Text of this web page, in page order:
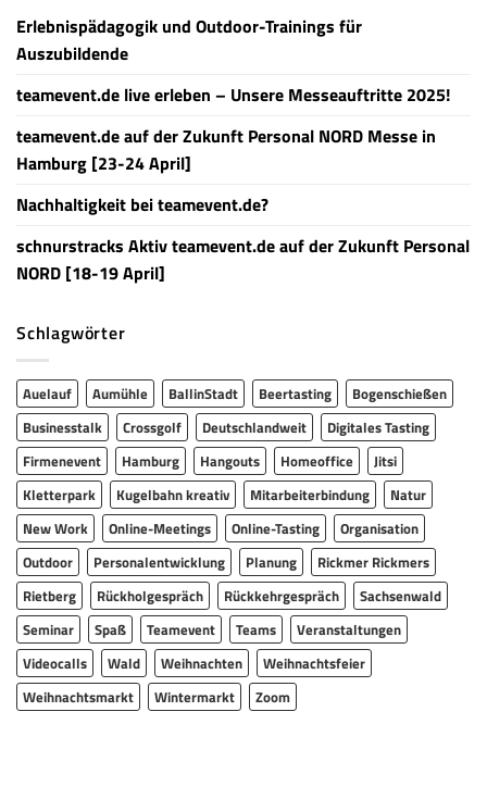
Erlebnispädagogik und Outdoor-Trainings für
Auszubildende
teamevent.de live erleben – Unsere Messeauftritte 2025!
teamevent.de auf der Zukunft Personal NORD Messe in
Hamburg [23-24 April]
Nachhaltigkeit bei teamevent.de?
schnurstracks Aktiv teamevent.de auf der Zukunft Personal
NORD [18-19 April]
Schlagwörter
Auelauf Aumühle BallinStadt Beertasting
Bogenschießen
Businesstalk
Crossgolf Deutschlandweit
Digitales Tasting
Firmenevent
Hamburg Hangouts Homeoffice
Jitsi
Kletterpark
Kugelbahn kreativ Mitarbeiterbindung
Natur
New Work
Online-Meetings Online-Tasting
Organisation
Outdoor
Personalentwicklung Planung
Rickmer Rickmers
Rietberg
Rückholgespräch Rückkehrgespräch
Sachsenwald
Seminar
Spaß Teamevent Teams
Veranstaltungen
Videocalls
Wald Weihnachten
Weihnachtsfeier
Weihnachtsmarkt
Wintermarkt Zoom